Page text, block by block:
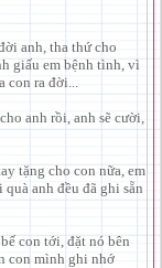
anh, tha thứ cho
giấu em bệnh tình, vì
ra đời...
anh rồi, anh sẽ cười,
tặng cho con nữa, em
anh đều đã ghi sẵn
con tới, đặt nó bên
con mình ghi nhớ